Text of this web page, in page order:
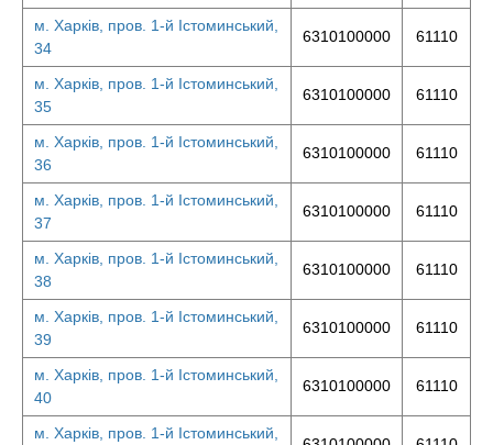
м. Харків, пров. 1-й Істоминський,
34
6310100000 61110
м. Харків, пров. 1-й Істоминський,
35
6310100000 61110
м. Харків, пров. 1-й Істоминський,
36
6310100000 61110
м. Харків, пров. 1-й Істоминський,
37
6310100000 61110
м. Харків, пров. 1-й Істоминський,
38
6310100000 61110
м. Харків, пров. 1-й Істоминський,
39
6310100000 61110
м. Харків, пров. 1-й Істоминський,
40
6310100000 61110
м. Харків, пров. 1-й Істоминський,